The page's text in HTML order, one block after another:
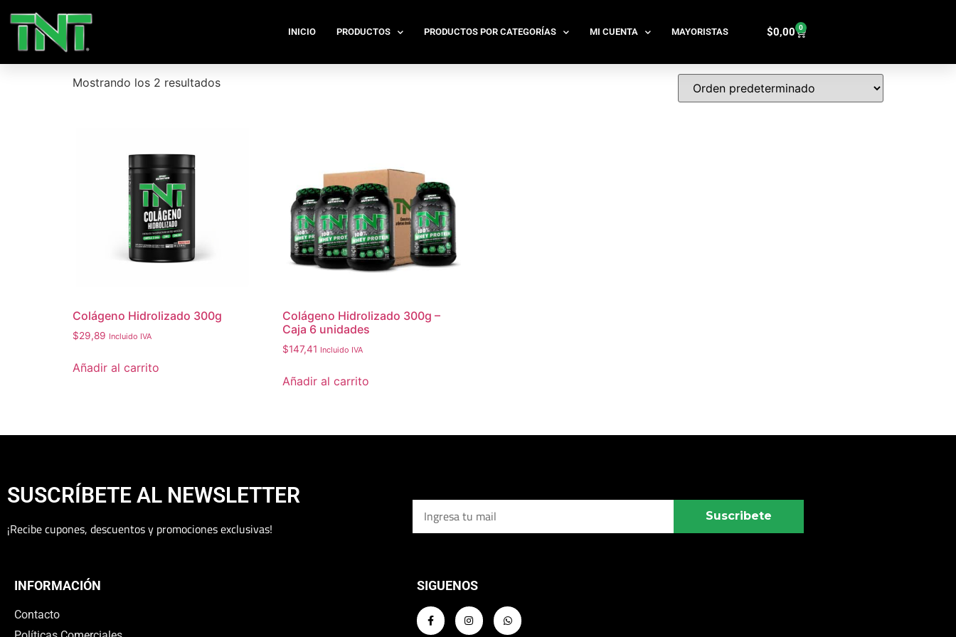
INICIO PRODUCTOS PRODUCTOS POR CATEGORÍAS MI CUENTA MAYORISTAS $0,00 0
medicina
Mostrando los 2 resultados
Colágeno Hidrolizado 300g
$29,89 Incluido IVA
Añadir al carrito
Colágeno Hidrolizado 300g –
Caja 6 unidades
$147,41 Incluido IVA
Añadir al carrito
SUSCRÍBETE AL NEWSLETTER
¡Recibe cupones, descuentos y promociones exclusivas!
Suscribete
INFORMACIÓN
Contacto
SIGUENOS